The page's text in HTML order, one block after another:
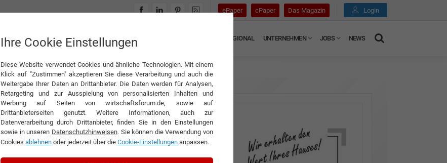
ePaper cPaper Das Magazin Login
INTERVIEWS REGIONAL UNTERNEHMEN JOBS NEWS
Ihre Cookie Einstellungen
Diese Website verwendet Cookies und ähnliche Technologien. Mit einem
Klick auf "Zustimmen" akzeptieren Sie diese Verarbeitung und auch die
Weitergabe Ihrer Daten an Drittanbieter. Die Daten werden für Analysen,
Retargeting und zur Ausspielung von personalisierten Inhalten und
Werbung auf Seiten von wirtschaftsforum.de, sowie auf
Drittanbieterseiten genutzt. Weitere Informationen, auch zur
Datenverarbeitung durch Drittanbieter, finden Sie in den Einstellungen
sowie in unseren Datenschutzhinweisen. Sie können die Verwendung von
Cookies ablehnen oder jederzeit über die Cookie-Einstellungen anpassen.